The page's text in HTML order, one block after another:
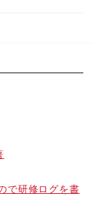
で研修ログを書